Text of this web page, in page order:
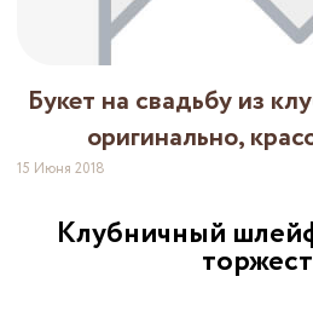
Букет на свадьбу из
оригинально,
15 Июня 2018
Клубничный